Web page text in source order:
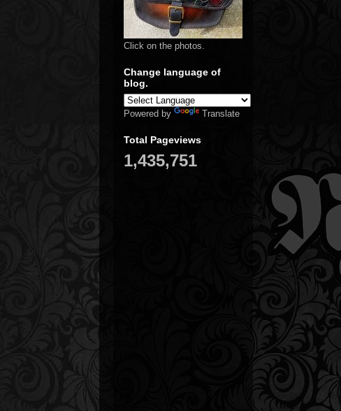
Click on the photos.
Change language of
blog.
Powered by Translate
Total Pageviews
1,435,751